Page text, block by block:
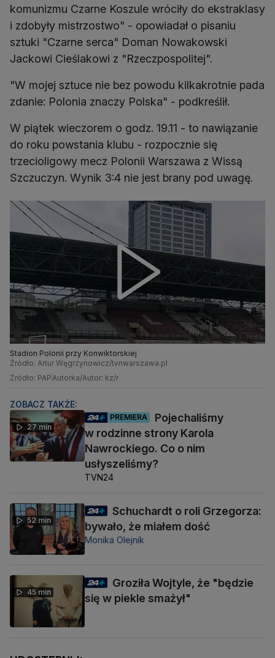
komunizmu Czarne Koszule wróciły do ekstraklasy
i zdobyły mistrzostwo" - opowiadał o pisaniu
sztuki "Czarne serca" Doman Nowakowski
Jackowi Cieślakowi z "Rzeczpospolitej".
"W mojej sztuce nie bez powodu kilkakrotnie pada
zdanie: Polonia znaczy Polska" - podkreślił.
W piątek wieczorem o godz. 19.11 - to nawiązanie
do roku powstania klubu - rozpocznie się
trzecioligowy mecz Polonii Warszawa z Wissą
Szczuczyn. Wynik 3:4 nie jest brany pod uwagę.
Stadion Polonii przy Konwiktorskiej
Źródło: Artur Węgrzynowicz/tvnwarszawa.pl
Źródło: PAP Autorka/Autor: kz/r
ZOBACZ TAKŻE:
27 min
PREMIERA
Pojechaliśmy
w rodzinne strony Karola
Nawrockiego. Co o nim
usłyszeliśmy?
TVN24
52 min
Schuchardt o roli Grzegorza:
bywało, że miałem dość
Monika Olejnik
45 min
Groziła Wojtyle, że "będzie
się w piekle smażył"